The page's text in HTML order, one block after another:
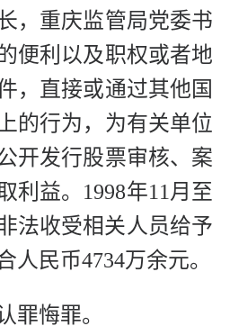
，重庆监管局党委书
便利以及职权或者地
，直接或通过其他国
的行为，为有关单位
开发行股票审核、案
利益。1998年11月至
法收受相关人员给予
人民币4734万余元。
罪悔罪。